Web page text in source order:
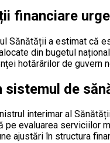
financiare
Sănătății a estimat că
din bugetul
hotărârilor de guvern
sistemul de
interimar al
evaluarea serviciilor
ajustări în structura